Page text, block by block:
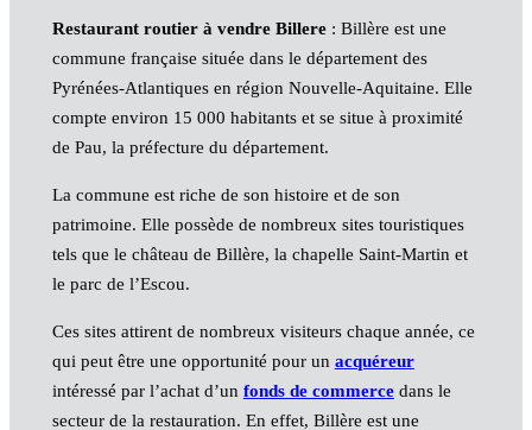
Restaurant routier à vendre Billere: Billère est une
commune française située dans le département des
Pyrénées-Atlantiques en région Nouvelle-Aquitaine. Elle
compte environ 15 000 habitants et se situe à proximité
de Pau, la préfecture du département.
La commune est riche de son histoire et de son
patrimoine. Elle possède de nombreux sites touristiques
tels que le château de Billère, la chapelle Saint-Martin et
le parc de l’Escou.
Ces sites attirent de nombreux visiteurs chaque année, ce
qui peut être une opportunité pour un acquéreur
intéressé par l’achat d’un fonds de commercedans le
secteur de la restauration. En effet, Billère est une